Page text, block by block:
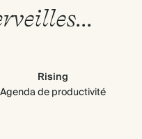
Rising
Agenda de productivité